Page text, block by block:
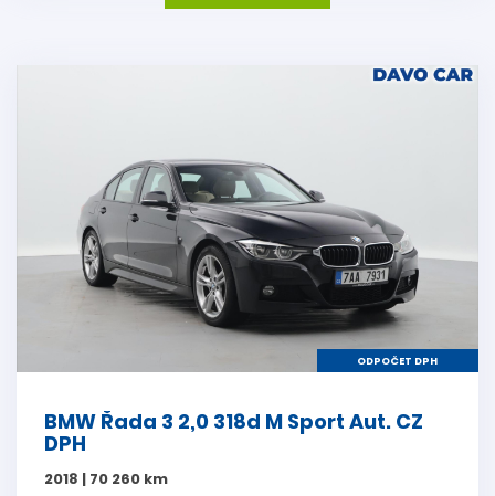
ODPOČET DPH
BMW Řada 3 2,0 318d M Sport Aut. CZ
DPH
2018 | 70 260 km